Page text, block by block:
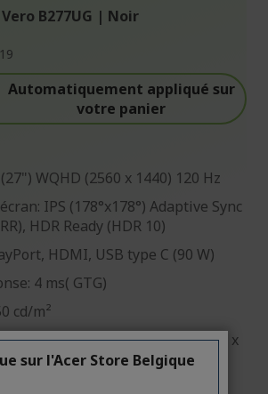
B277UG | Noir
Automatiquement appliqué sur
votre panier
WQHD (2560 x 1440) 120 Hz
IPS (178°x178°) Adaptive Sync
HDR Ready (HDR 10)
HDMI, USB type C (90 W)
4 ms( GTG)
cd/m²
IR/Mic array, Dock Hub: USB 3.2 x
sur l'Acer Store Belgique